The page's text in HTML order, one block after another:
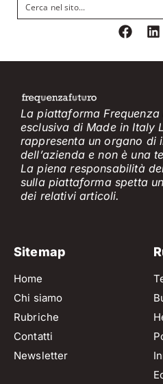
La piattaforma
esclusiva di Made in Italy
rappresenta un organo di
dell’azienda e non è una
La piena responsabilità
sulla piattaforma spetta
dei relativiarticoli.
Sitemap
Home
Chi siamo
Rubriche
Contatti
Newsletter